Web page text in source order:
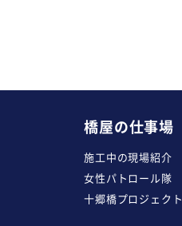
橋屋の仕事場
施工中の現場紹介
女性パトロール隊
十郷橋プロジェクト